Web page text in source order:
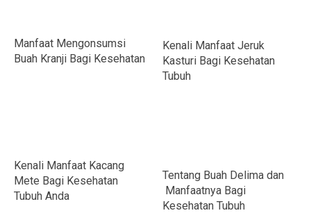
Manfaat Mengonsumsi
Buah Kranji Bagi Kesehatan
Kenali Manfaat Jeruk
Kasturi Bagi Kesehatan
Tubuh
Kenali Manfaat Kacang
Mete Bagi Kesehatan
Tubuh Anda
Tentang Buah Delima dan
Manfaatnya Bagi
Kesehatan Tubuh